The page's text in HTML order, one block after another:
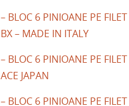
– BLOC 6 PINIOANE PE
BX – MADE IN ITALY
– BLOC 6 PINIOANE PE
ACE JAPAN
– BLOC 6 PINIOANE PE